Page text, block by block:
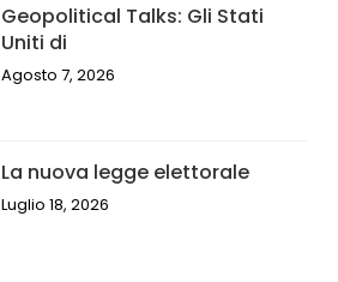
Geopolitical Talks: Gli Stati
Uniti di
Agosto 7, 2026
La nuova legge elettorale
Luglio 18, 2026